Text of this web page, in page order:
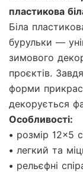
пластикова
Біла
бурульки —
зимового
проєктів.
форми
декорується
Особливості:
• розмір 12×5
• легкий та
• рельєфні